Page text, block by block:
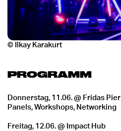
© Ilkay Karakurt
PROGRAMM
Donnerstag, 11.06. @ Fridas Pier
Panels, Workshops, Networking
Freitag, 12.06. @ Impact Hub